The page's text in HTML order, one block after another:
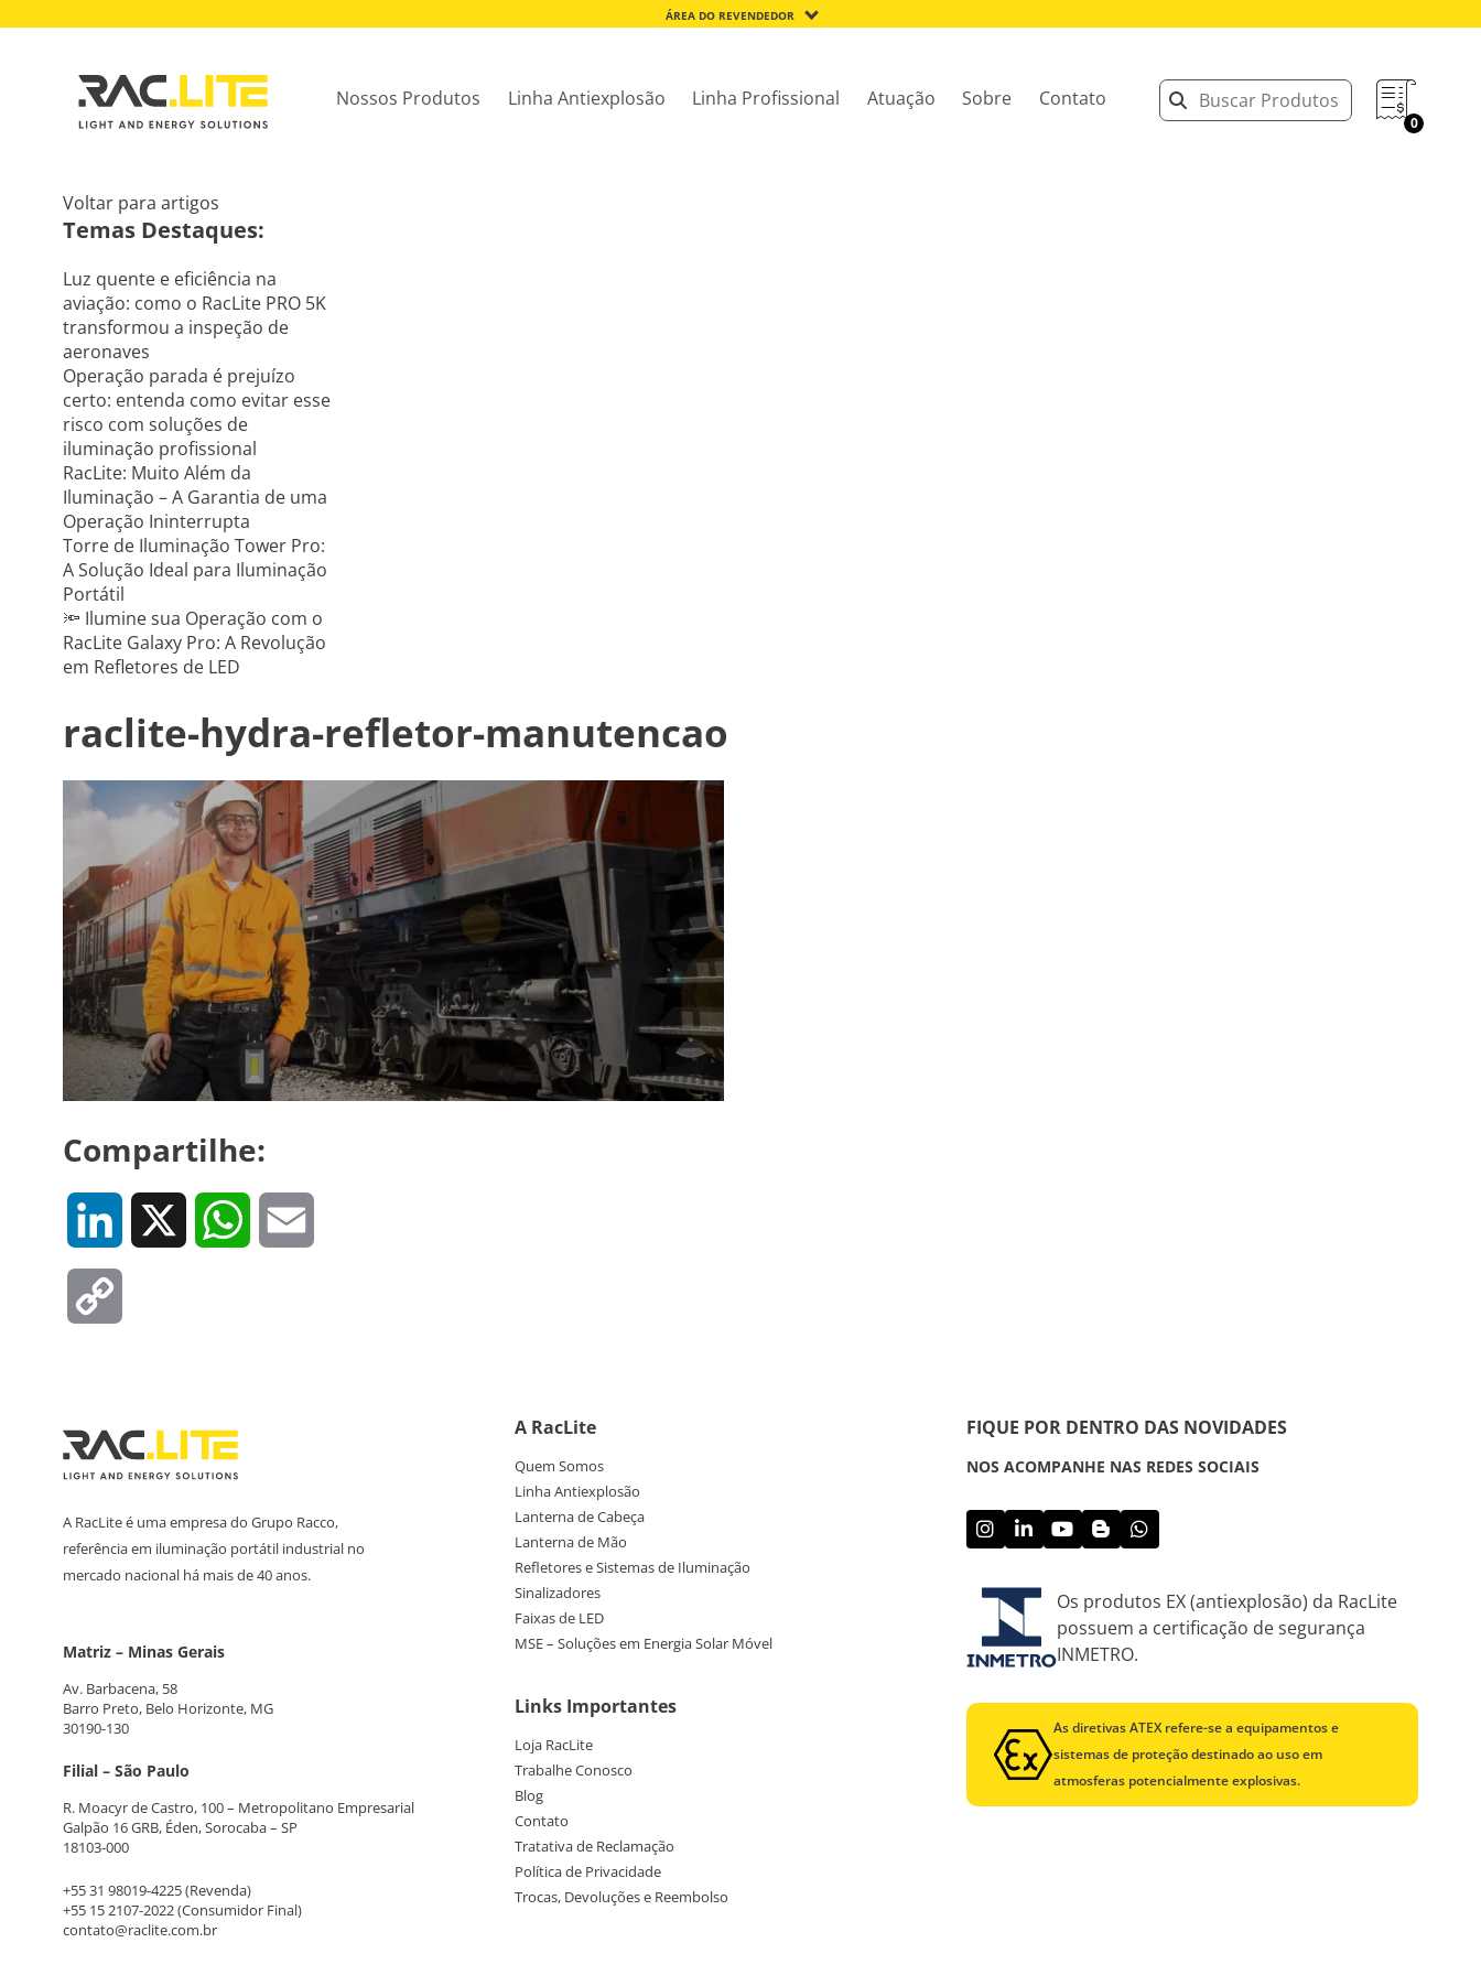
ÁREA DO REVENDEDOR
Nossos Produtos Linha Antiexplosão Linha Profissional Atuação Sobre Contato
0
Voltar para artigos
Temas Destaques:
Luz quente e eficiência na
aviação: como o RacLite PRO 5K
transformou a inspeção de
aeronaves
Operação parada é prejuízo
certo: entenda como evitar esse
risco com soluções de
iluminação profissional
RacLite: Muito Além da
Iluminação – A Garantia de uma
Operação Ininterrupta
Torre de Iluminação Tower Pro:
A Solução Ideal para Iluminação
Portátil
🔦 Ilumine sua Operação com o
RacLite Galaxy Pro: A Revolução
em Refletores de LED
raclite-hydra-refletor-manutencao
Compartilhe:
LinkedIn WhatsApp
A RacLite é uma empresa do Grupo Racco,
referência em iluminação portátil industrial no
mercado nacional há mais de 40 anos.
Matriz – Minas Gerais
Av. Barbacena, 58
Barro Preto, Belo Horizonte, MG
30190-130
Filial – São Paulo
R. Moacyr de Castro, 100 – Metropolitano Empresarial
Galpão 16 GRB, Éden, Sorocaba – SP
18103-000
+55 31 98019-4225(Revenda)
+55 15 2107-2022(Consumidor Final)
contato@raclite.com.br
A RacLite
Quem Somos
Linha Antiexplosão
Lanterna de Cabeça
Lanterna de Mão
Refletores e Sistemas de Iluminação
Sinalizadores
Faixas de LED
MSE – Soluções em Energia Solar Móvel
Links Importantes
Loja RacLite
Trabalhe Conosco
Blog
Contato
Tratativa de Reclamação
Política de Privacidade
Trocas, Devoluções e Reembolso
FIQUE POR DENTRO DAS NOVIDADES
NOS ACOMPANHE NAS REDES SOCIAIS
Os produtos EX (antiexplosão) da RacLite
possuem a certificação de segurança
INMETRO.
As diretivas ATEX refere-se a equipamentos e
sistemas de proteção destinado ao uso em
atmosferas potencialmente explosivas.